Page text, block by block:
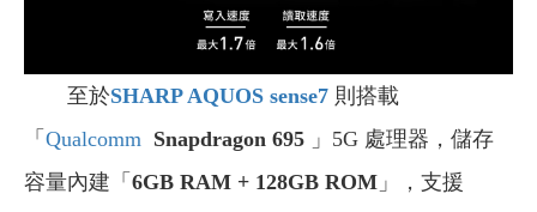
至於SHARP AQUOS sense7 則搭載
「 Qualcomm Snapdragon 695 」5G 處理器，儲存
容量內建「 6GB RAM + 128GB ROM 」，支援